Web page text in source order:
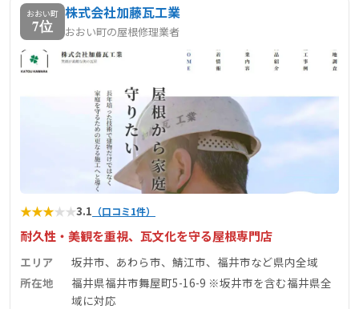
おおい町
7位
株式会社加藤瓦工業
おおい町の屋根修理業者
★★★★★3.1 （口コミ1件）
耐久性・美観を重視、瓦文化を守る屋根専門店
エリア
坂井市、あわら市、鯖江市、福井市など県内全域
所在地
福井県福井市舞屋町5-16-9 ※坂井市を含む福井県全
域に対応